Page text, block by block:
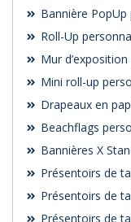
Bannière
Roll-Up
Mur
Mini roll-up
Drapeaux en
Beachflags
Bannières X
Présentoirs de
Présentoirs de
Présentoirs de